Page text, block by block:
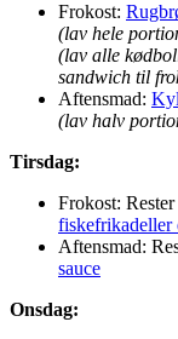
Frokost:
(lav hele
(lav alle
sandwich til
Aftensmad:
(lav halv
Tirsdag:
Frokost:
fiskefrikadeller
Aftensmad:
sauce
Onsdag: